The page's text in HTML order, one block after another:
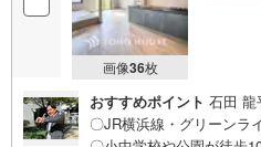
画像36枚
おすすめポイント 石田 龍
〇JR横浜線・グリーンラ